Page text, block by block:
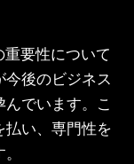
要性について
後のビジネス
でいます。こ
払い、専門性を